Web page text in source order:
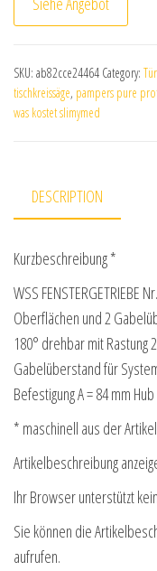
SKU: ab82cce24464 Category:
tischkreissäge, pampers pure
was kostet slimymed
DESCRIPTION
Kurzbeschreibung *
WSS FENSTERGETRIEBE
Oberflächen und 2
180° drehbar mit Rastung
Gabelüberstand für
Befestigung A = 84 mm
* maschinell aus der
Artikelbeschreibung
Ihr Browser unterstützt
Sie können die
aufrufen.